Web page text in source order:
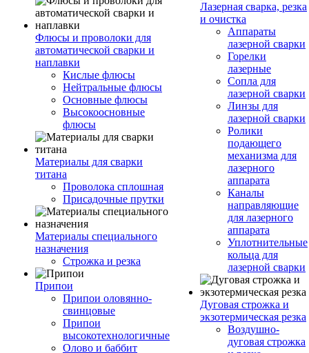
Флюсы и проволоки для
автоматической сварки и
наплавки
Кислые флюсы
Нейтральные флюсы
Основные флюсы
Высокоосновные
флюсы
Материалы для сварки
титана
Проволока сплошная
Присадочные прутки
Материалы специального
назначения
Строжка и резка
Припои
Припои оловянно-
свинцовые
Припои
высокотехнологичные
Олово и баббит
Лазерная сварка, резка
и очистка
Аппараты
лазерной сварки
Горелки
лазерные
Сопла для
лазерной сварки
Линзы для
лазерной сварки
Ролики
подающего
механизма для
лазерного
аппарата
Каналы
направляющие
для лазерного
аппарата
Уплотнительные
кольца для
лазерной сварки
Дуговая строжка и
экзотермическая резка
Воздушно-
дуговая строжка